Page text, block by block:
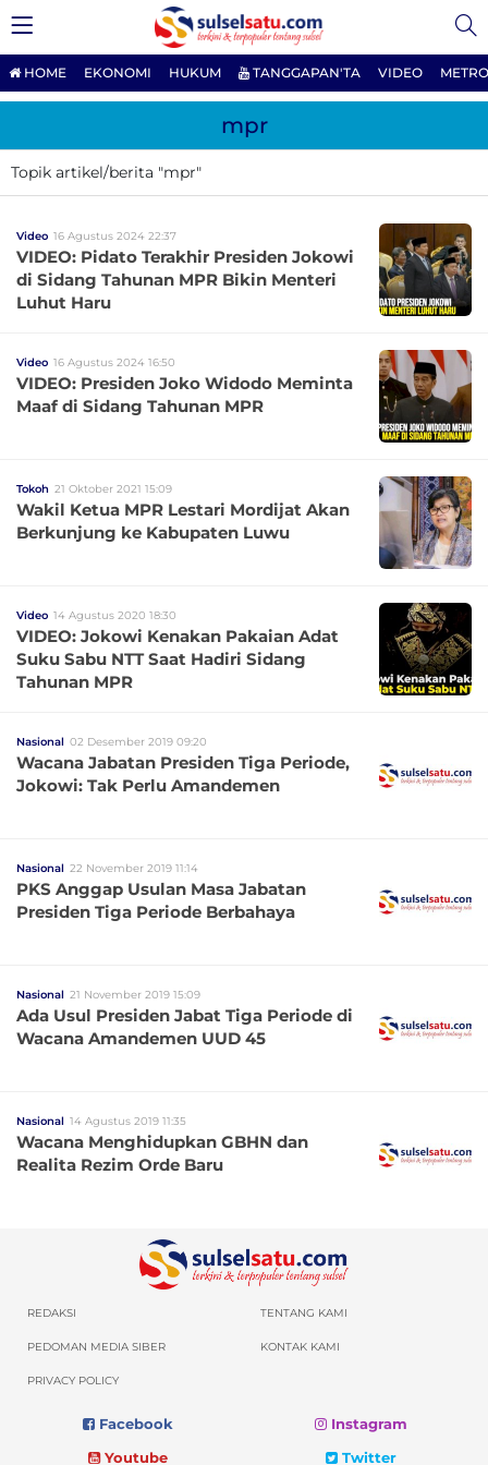
HOME EKONOMI HUKUM TANGGAPAN'TA VIDEO
mpr
Topik artikel/berita "mpr"
Video 16 Agustus 2024 22:37
VIDEO: Pidato Terakhir Presiden Jokowi
di Sidang Tahunan MPR Bikin Menteri
Luhut Haru
Video 16 Agustus 2024 16:50
VIDEO: Presiden Joko Widodo Meminta
Maaf di Sidang Tahunan MPR
Tokoh 21 Oktober 2021 15:09
Wakil Ketua MPR Lestari Mordijat Akan
Berkunjung ke Kabupaten Luwu
Video 14 Agustus 2020 18:30
VIDEO: Jokowi Kenakan Pakaian Adat
Suku Sabu NTT Saat Hadiri Sidang
Tahunan MPR
Nasional 02 Desember 2019 09:20
Wacana Jabatan Presiden Tiga Periode,
Jokowi: Tak Perlu Amandemen
Nasional 22 November 2019 11:14
PKS Anggap Usulan Masa Jabatan
Presiden Tiga Periode Berbahaya
Nasional 21 November 2019 15:09
Ada Usul Presiden Jabat Tiga Periode di
Wacana Amandemen UUD 45
Nasional 14 Agustus 2019 11:35
Wacana Menghidupkan GBHN dan
Realita Rezim Orde Baru
REDAKSI TENTANG KAMI
PEDOMAN MEDIA SIBER KONTAK KAMI
PRIVACY POLICY
Facebook
Instagram
Youtube
Twitter